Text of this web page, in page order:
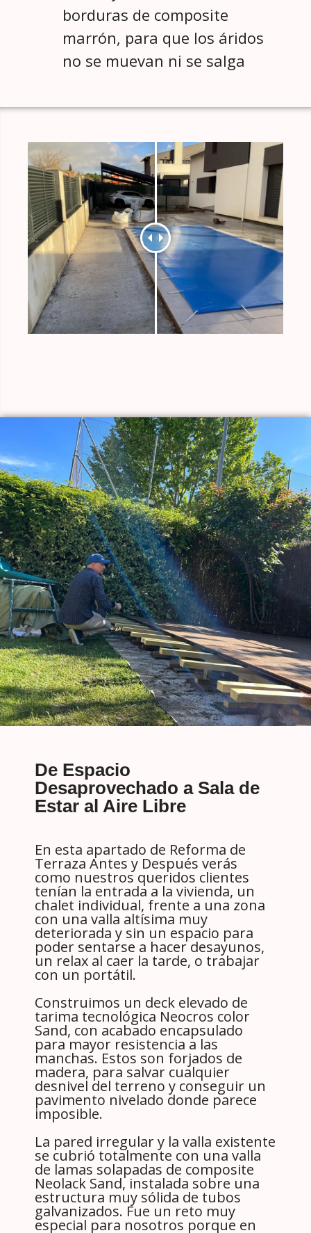
borduras de composite
marrón, para que los áridos
no se muevan ni se salga
De Espacio
Desaprovechado a Sala de
Estar al Aire Libre
En esta apartado de Reforma de
Terraza Antes y Después verás
como nuestros queridos clientes
tenían la entrada a la vivienda, un
chalet individual, frente a una zona
con una valla altísima muy
deteriorada y sin un espacio para
poder sentarse a hacer desayunos,
un relax al caer la tarde, o trabajar
con un portátil.
Construimos un deck elevado de
tarima tecnológica Neocros color
Sand, con acabado encapsulado
para mayor resistencia a las
manchas. Estos son forjados de
madera, para salvar cualquier
desnivel del terreno y conseguir un
pavimento nivelado donde parece
imposible.
La pared irregular y la valla existente
se cubrió totalmente con una valla
de lamas solapadas de composite
Neolack Sand, instalada sobre una
estructura muy sólida de tubos
galvanizados. Fue un reto muy
especial para nosotros porque en